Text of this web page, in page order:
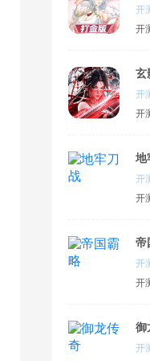
开
开
玄
开
开
地
开
开
帝
开
开
御
开